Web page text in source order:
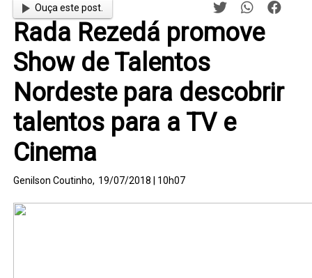
Ouça este post.
Rada Rezedá promove
Show de Talentos
Nordeste para descobrir
talentos para a TV e
Cinema
Genilson Coutinho, 19/07/2018 | 10h07